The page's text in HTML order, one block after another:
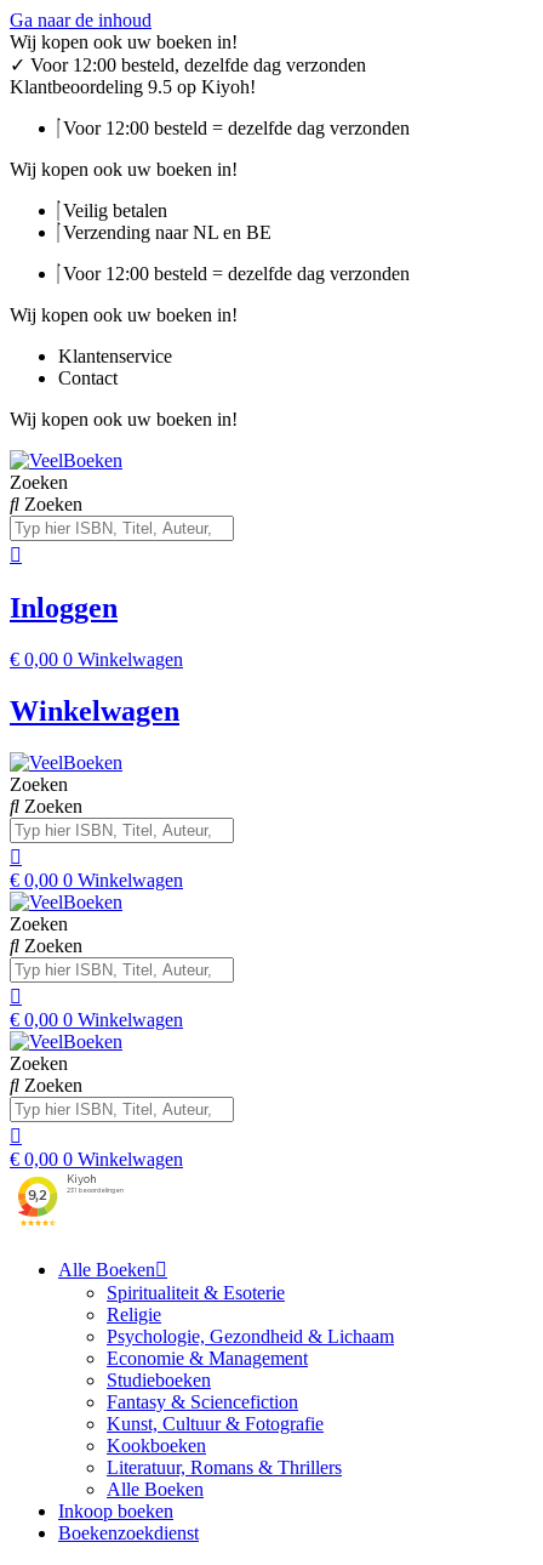
Ga naar de inhoud
Wij kopen ook uw boeken in!
✓ Voor 12:00 besteld, dezelfde dag verzonden
Klantbeoordeling 9.5 op Kiyoh!
Voor 12:00 besteld = dezelfde dag verzonden
Wij kopen ook uw boeken in!
Veilig betalen
Verzending naar NL en BE
Voor 12:00 besteld = dezelfde dag verzonden
Wij kopen ook uw boeken in!
Klantenservice
Contact
Wij kopen ook uw boeken in!
Zoeken
Zoeken
Inloggen
€ 0,00 0 Winkelwagen
Winkelwagen
Zoeken
Zoeken
€ 0,00 0 Winkelwagen
Zoeken
Zoeken
€ 0,00 0 Winkelwagen
Zoeken
Zoeken
€ 0,00 0 Winkelwagen
Alle Boeken
Spiritualiteit & Esoterie
Religie
Psychologie, Gezondheid & Lichaam
Economie & Management
Studieboeken
Fantasy & Sciencefiction
Kunst, Cultuur & Fotografie
Kookboeken
Literatuur, Romans & Thrillers
Alle Boeken
Inkoop boeken
Boekenzoekdienst